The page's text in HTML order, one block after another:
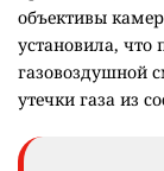
объективы
установила, что
газовоздушной
утечки газа из